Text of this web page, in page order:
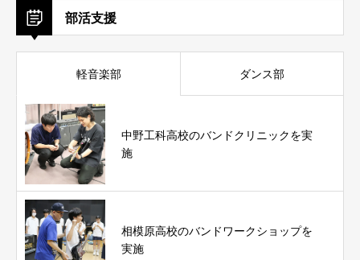
部活支援
軽音楽部 ダンス部
中野工科高校のバンドクリニックを実
施
相模原高校のバンドワークショップを
実施